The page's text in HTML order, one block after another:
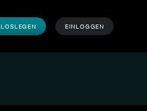
LOSLEGEN EINLOGGEN